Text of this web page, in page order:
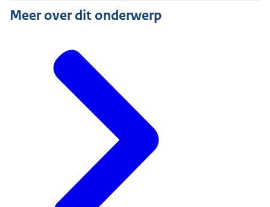
Meer over dit onderwerp